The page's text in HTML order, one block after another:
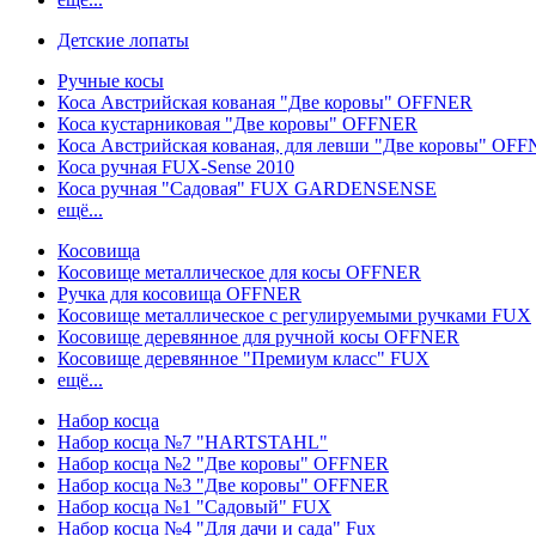
Детские лопаты
Ручные косы
Коса Австрийская кованая "Две коровы" OFFNER
Коса кустарниковая "Две коровы" OFFNER
Коса Австрийская кованая, для левши "Две коровы"
Коса ручная FUX-Sense 2010
Коса ручная "Садовая" FUX GARDENSENSE
ещё...
Косовища
Косовище металлическое для косы OFFNER
Ручка для косовища OFFNER
Косовище металлическое с регулируемыми ручками FUX
Косовище деревянное для ручной косы OFFNER
Косовище деревянное "Премиум класс" FUX
ещё...
Набор косца
Набор косца №7 "HARTSTAHL"
Набор косца №2 "Две коровы" OFFNER
Набор косца №3 "Две коровы" OFFNER
Набор косца №1 "Садовый" FUX
Набор косца №4 "Для дачи и сада" Fux